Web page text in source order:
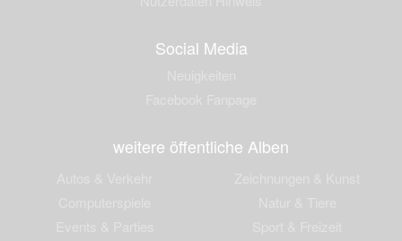
Social Media
weitere öffentliche Alben